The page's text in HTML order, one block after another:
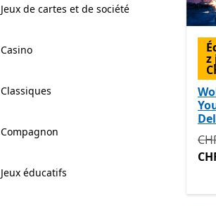
Jeux de cartes et de société
Casino
Classiques
Compagnon
Jeux éducatifs
z